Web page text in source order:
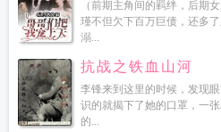
（前期主角间的羁绊，后期
瑾不但欠下百万巨债，还多
溺...
抗战之铁血山河
李锋来到这里的时候，发现
识的就揭下了她的口罩，一
的...